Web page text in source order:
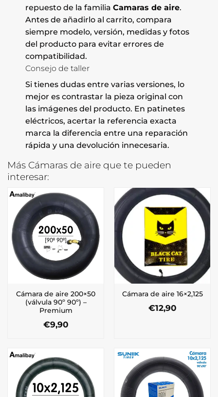
repuesto de la familia Camaras de aire.
Antes de añadirlo al carrito, compara
siempre modelo, versión, medidas y fotos
del producto para evitar errores de
compatibilidad.
Consejo de taller
Si tienes dudas entre varias versiones, lo
mejor es contrastar la pieza original con
las imágenes del producto. En patinetes
eléctricos, acertar la referencia exacta
marca la diferencia entre una reparación
rápida y una devolución innecesaria.
Más Cámaras de aire que te pueden
interesar:
Cámara de aire 200×50
(válvula 90º 90º) –
Premium
€9,90
Cámara de aire 16×2,125
€12,90